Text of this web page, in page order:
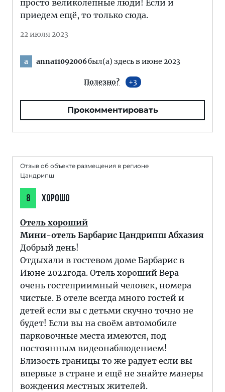
просто великолепные люди! Если и
приедем ещё, то только сюда.
22 июля 2023
a anna11092006был(а) здесь в июне 2023
Полезно? 3
Прокомментировать
Отзыв об объекте размещения в регионе
Цандрипш
8 ХОРОШО
Отель хороший
Мини-отель Барбарис Цандрипш Абхазия
Добрый день!
Отдыхали в гостевом доме Барбарис в
Июне 2022года. Отель хороший Вера
очень гостеприимный человек, номера
чистые. В отеле всегда много гостей и
детей если вы с детьми скучно точно не
будет! Если вы на своём автомобиле
парковочные места имеются, под
постоянным видеонаблюдением!
Близость границы то же радует если вы
впервые в стране и ещё не знайте манеры
вождения местных жителей.